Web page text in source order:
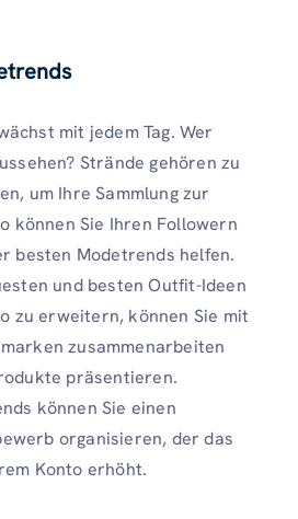
mit jedem Tag. Wer
Strände gehören zu
um Ihre Sammlung zur
können Sie Ihren Followern
besten Modetrends helfen.
und besten Outfit-Ideen
zu erweitern, können Sie mit
zusammenarbeiten
präsentieren.
können Sie einen
organisieren, der das
Konto erhöht.